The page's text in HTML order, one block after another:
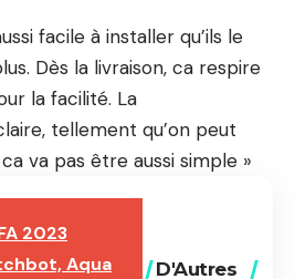
facile à installer qu’ils le
Dès la livraison, ca respire
la facilité. La
tellement qu’on peut
va pas être aussi simple »
2023
Aqua
D'Autres